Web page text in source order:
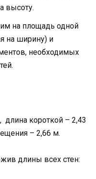
высоту.
на площадь одной
на ширину) и
необходимых
длина короткой – 2,43
– 2,66 м.
длины всех стен: